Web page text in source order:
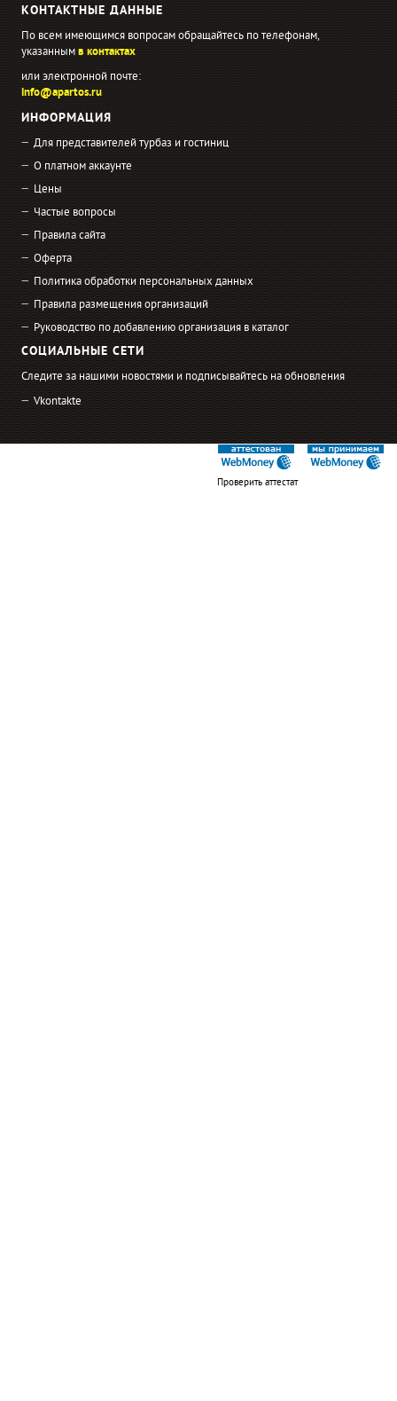
КОНТАКТНЫЕ ДАННЫЕ
По всем имеющимся вопросам обращайтесь по телефонам,
указаннымв контактах
или электронной почте:
info@apartos.ru
ИНФОРМАЦИЯ
Для представителей турбаз и гостиниц
О платном аккаунте
Цены
Частые вопросы
Правила сайта
Оферта
Политика обработки персональных данных
Правила размещения организаций
Руководство по добавлению организация в каталог
СОЦИАЛЬНЫЕ СЕТИ
Следите за нашими новостями и подписывайтесь на обновления
Vkontakte
Проверить аттестат